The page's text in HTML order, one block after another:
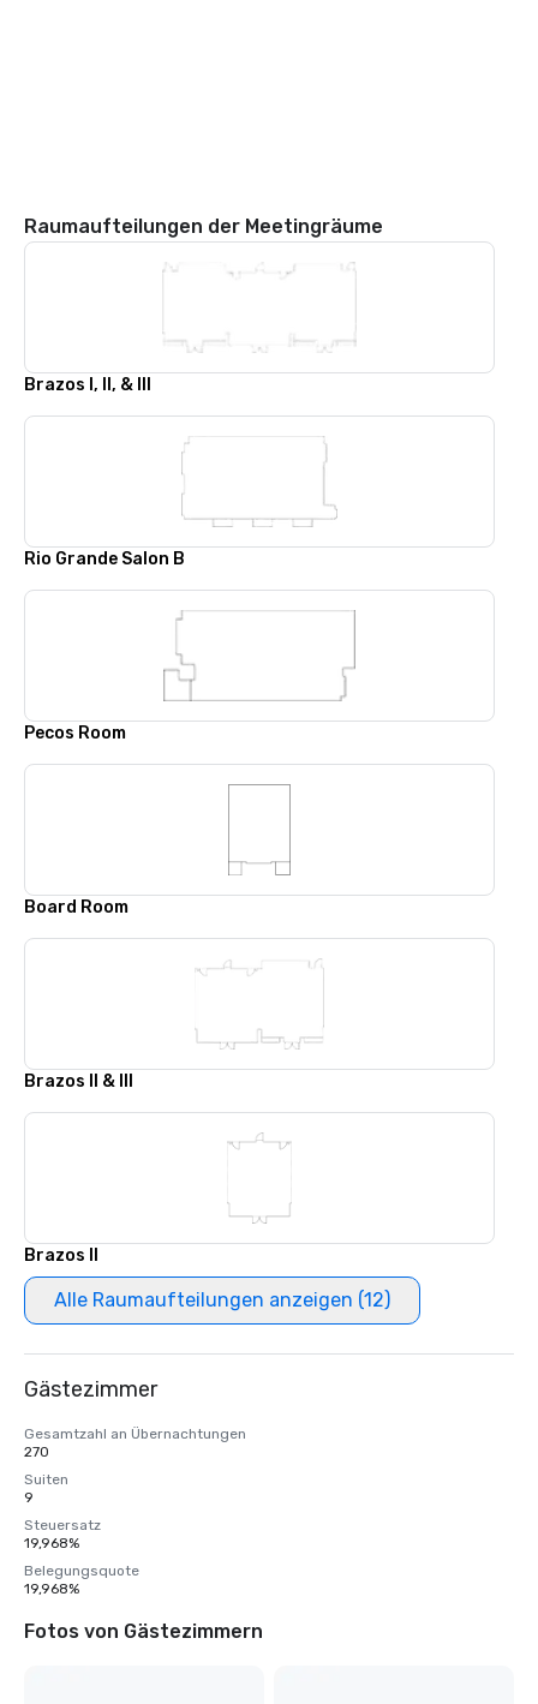
Raumaufteilungen der Meetingräume
Brazos I, II, & III
Rio Grande Salon B
Pecos Room
Board Room
Brazos II & III
Brazos II
Alle Raumaufteilungen anzeigen (12)
Gästezimmer
Gesamtzahl an Übernachtungen
270
Suiten
9
Steuersatz
19,968%
Belegungsquote
19,968%
Fotos von Gästezimmern